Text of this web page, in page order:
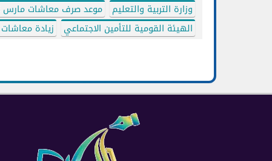
وزارة التربية والتعليم موعد صرف معاشات مارس 2026
الهيئة القومية للتأمين الاجتماعي
زيادة معاشات 2026